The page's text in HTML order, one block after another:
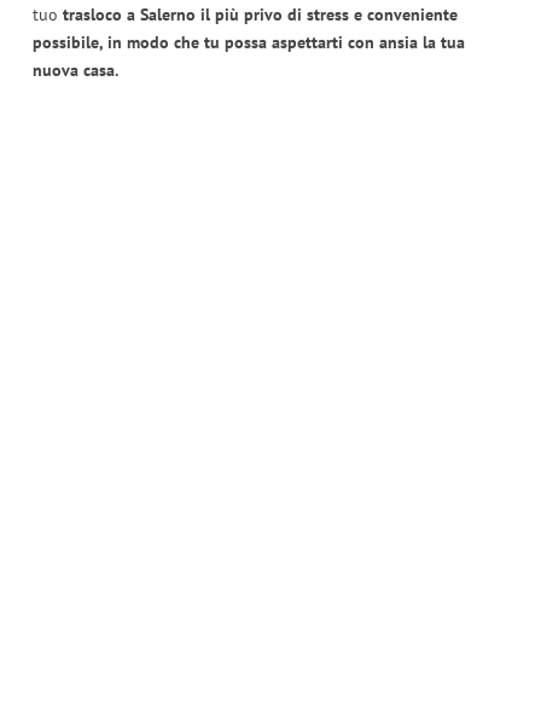
tuo trasloco a Salerno il più privo di stress e conveniente
possibile, in modo che tu possa aspettarti con ansia la tua
nuova casa.